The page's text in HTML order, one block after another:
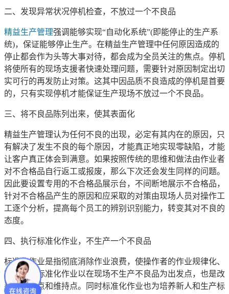
二、发现异常状况停机检查，不放过一个不良品
精益生产管理强调能够实现“自动化系统”(即能停止的生产系
统)，保证能够停止生产。在精益生产管理中任何原因造成的
停止都会作为头等大事对待，都会成为全员关注的焦点。停机
将使所有的现场支援者快速处理问题，需要针对原因制定出切
实可行的再发防止对策。这其中因品质不良造成的停机是首要
的，只有实现停机才能保证生产现场不放过一个不良品。
三、将不良品陈列出来，使其表面化
精益生产管理认为任何不良的出现，必定有其内在的原因，只
有解决了发生不良的每个原因，才能真正地实现零缺陷，才能
让客户真正体会到满意。如果按照传统的思维和做法由作业者
对不合格品自行返工或报废，那么下次还会发生同样的问题。
因此要设置专用的不合格品展示台，不间断地展示不合格品，
针对不合格品产生的原因和应采取的对策由现场人员对操作工
工逐个分析，提高每个员工的辨别识别能力，转变其对不良的
态度。
四、执行标准化作业，不生产一个不良品
标准化作业是指彻底消除作业浪费，使操作者的作业规律化、
定期化。标准化作业以在现场不生产不良品为出发点，也是改
善的出发点和维持点。同时标准化作业也为培养新人和生产标